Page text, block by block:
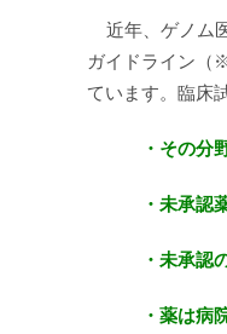
近年、ゲノム
ガイドライン（
てい ます。 臨床
・その分野の
・未承認薬を
・未承認の新
・薬は病院の